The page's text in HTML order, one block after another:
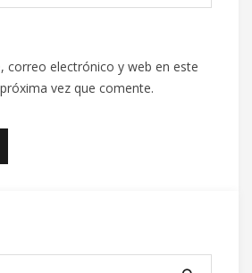
correo electrónico y web en este
vez que comente.